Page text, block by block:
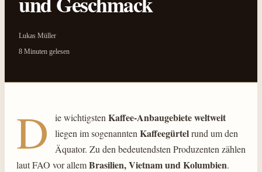
Lukas Müller
8 Minuten gelesen
D ie wichtigsten Kaffee-Anbaugebiete weltweit
liegen im sogenannten Kaffeegürtelrund um den
Äquator. Zu den bedeutendsten Produzenten zählen
laut FAO vor allemBrasilien, Vietnam und Kolumbien.